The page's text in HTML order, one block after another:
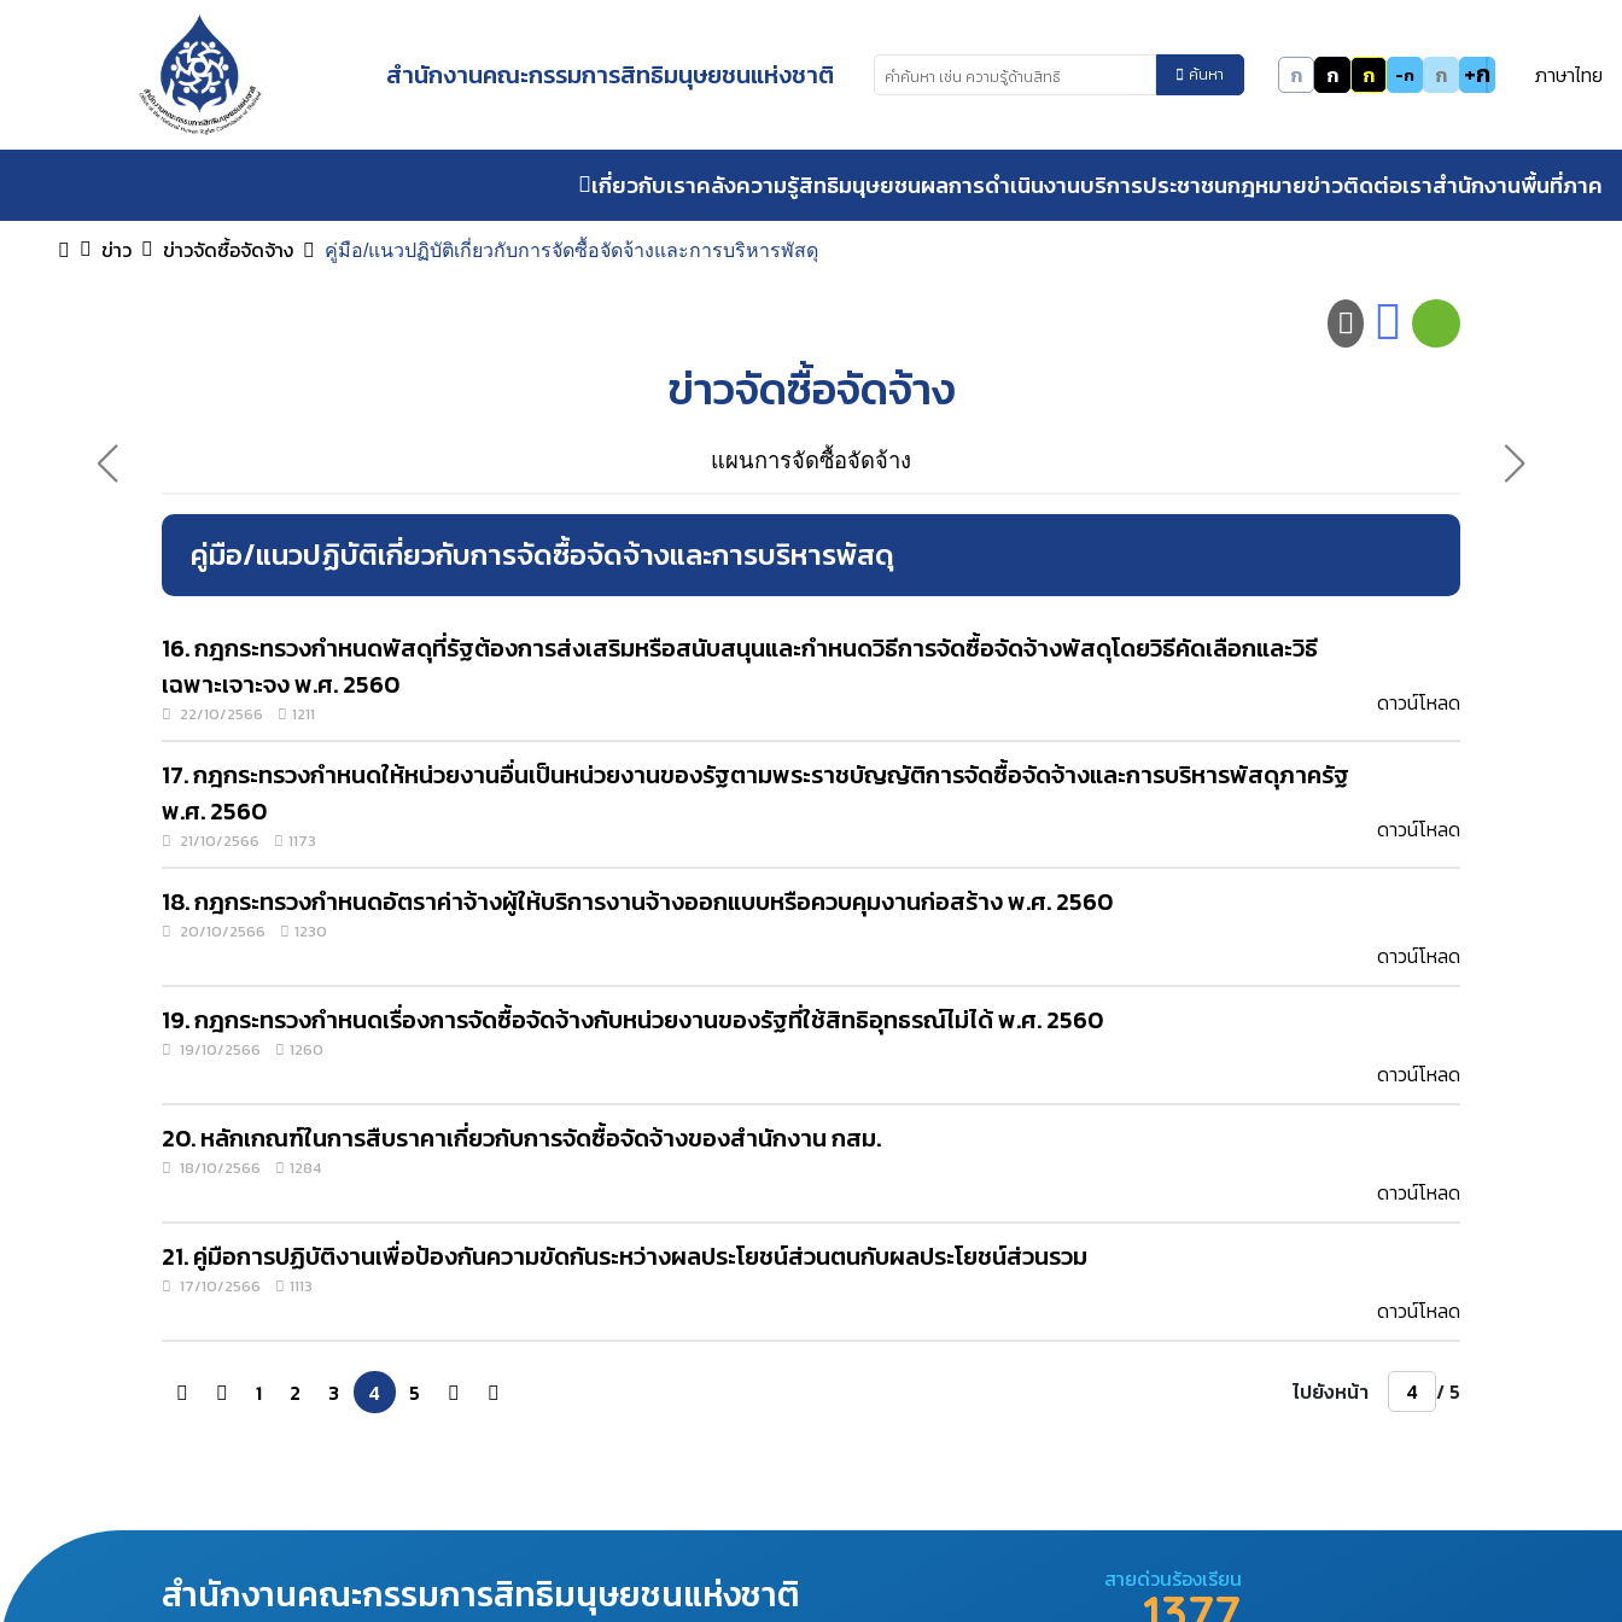
สำนักงานคณะกรรมการสิทธิมนุษยชนแห่งชาติ ค้นหา ก ก ก -ก ก +ก ภาษาไทย
เกี่ยวกับเราคลังความรู้สิทธิมนุษยชนผลการดำเนินงานบริการประชาชนกฎหมายข่าวติดต่อเราสำนักงานพื้นที่ภาค
ข่าว ข่าวจัดซื้อจัดจ้าง คู่มือ/แนวปฏิบัติเกี่ยวกับการจัดซื้อจัดจ้างและการบริหารพัสดุ
ข่าวจัดซื้อจัดจ้าง
แผนการจัดซื้อจัดจ้าง
คู่มือ/แนวปฏิบัติเกี่ยวกับการจัดซื้อจัดจ้างและการบริหารพัสดุ
16. กฎกระทรวงกําหนดพัสดุที่รัฐต้องการส่งเสริมหรือสนับสนุนและกําหนดวิธีการจัดซื้อจัดจ้างพัสดุโดยวิธีคัดเลือกและวิธี
เฉพาะเจาะจง พ.ศ. 2560
22/10/2566 1211 ดาวน์โหลด
17. กฎกระทรวงกําหนดให้หน่วยงานอื่นเป็นหน่วยงานของรัฐตามพระราชบัญญัติการจัดซื้อจัดจ้างและการบริหารพัสดุภาครัฐ
พ.ศ. 2560
21/10/2566 1173 ดาวน์โหลด
18. กฎกระทรวงกําหนดอัตราค่าจ้างผู้ให้บริการงานจ้างออกแบบหรือควบคุมงานก่อสร้าง พ.ศ. 2560
20/10/2566 1230
ดาวน์โหลด
19. กฎกระทรวงกําหนดเรื่องการจัดซื้อจัดจ้างกับหน่วยงานของรัฐที่ใช้สิทธิอุทธรณ์ไม่ได้ พ.ศ. 2560
19/10/2566 1260
ดาวน์โหลด
20. หลักเกณฑ์ในการสืบราคาเกี่ยวกับการจัดซื้อจัดจ้างของสำนักงาน กสม.
18/10/2566 1284
ดาวน์โหลด
21. คู่มือการปฏิบัติงานเพื่อป้องกันความขัดกันระหว่างผลประโยชน์ส่วนตนกับผลประโยชน์ส่วนรวม
17/10/2566 1113
ดาวน์โหลด
1 2 3 4 5 ไปยังหน้า / 5
สำนักงานคณะกรรมการสิทธิมนุษยชนแห่งชาติ สายด่วนร้องเรียน